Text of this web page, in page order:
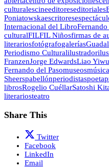
culturalescineeditoreseditoriales
Poniatowskaescritores
Internacional del Libro
culturalFILFIL Niñosfirmas de
literariosfotógrafogalerías
Periodismo Culturalilustrador
FranzenJorge EdwardsLiao Yiwu
Fernando del Pasomuseosmúsica
Sheerspabellónperiodistaspoeta
librosRogelio CuéllarSatoshi
literariosteatro
Share This
Twitter
Facebook
LinkedIn
Email